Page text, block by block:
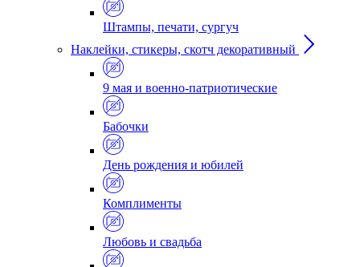
Штампы, печати, сургуч
Наклейки, стикеры, скотч декоративный
9 мая и военно-патриотические
Бабочки
День рождения и юбилей
Комплименты
Любовь и свадьба